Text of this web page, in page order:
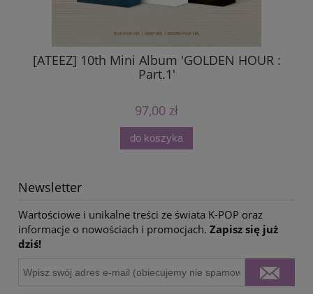
[ATEEZ] 10th Mini Album 'GOLDEN HOUR :
Part.1'
97,00 zł
do koszyka
Newsletter
Wartościowe i unikalne treści ze świata K-POP oraz
informacje o nowościach i promocjach. Zapisz się już
dziś!